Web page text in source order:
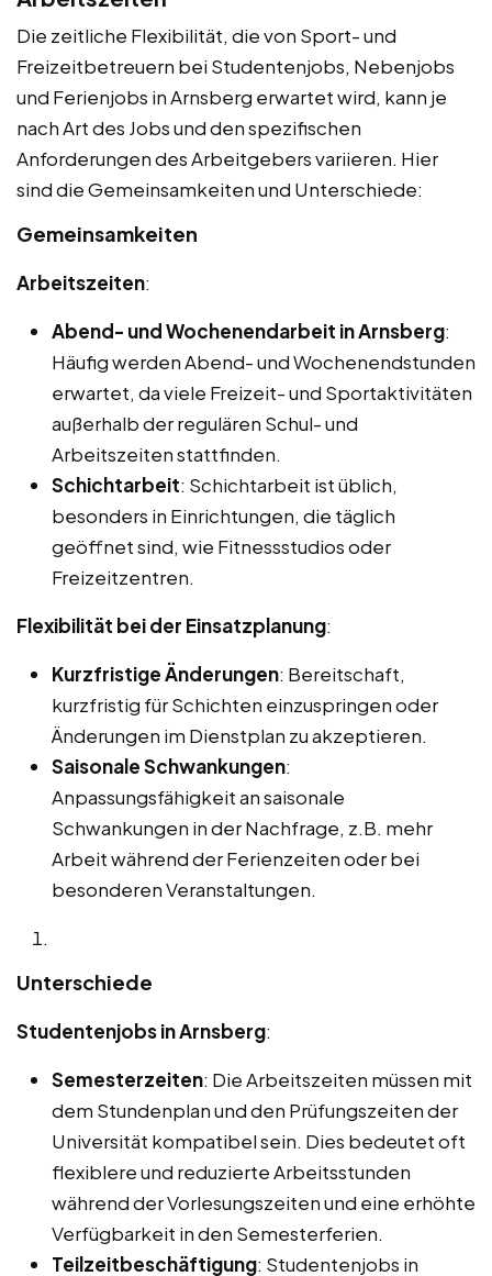
Die zeitliche Flexibilität, die von Sport- und
Freizeitbetreuern bei Studentenjobs, Nebenjobs
und Ferienjobs in Arnsberg erwartet wird, kann je
nach Art des Jobs und den spezifischen
Anforderungen des Arbeitgebers variieren. Hier
sind die Gemeinsamkeiten und Unterschiede:
Gemeinsamkeiten
Arbeitszeiten:
Abend- und Wochenendarbeit in Arnsberg:
Häufig werden Abend- und Wochenendstunden
erwartet, da viele Freizeit- und Sportaktivitäten
außerhalb der regulären Schul- und
Arbeitszeiten stattfinden.
Schichtarbeit: Schichtarbeit ist üblich,
besonders in Einrichtungen, die täglich
geöffnet sind, wie Fitnessstudios oder
Freizeitzentren.
Flexibilität bei der Einsatzplanung:
Kurzfristige Änderungen: Bereitschaft,
kurzfristig für Schichten einzuspringen oder
Änderungen im Dienstplan zu akzeptieren.
Saisonale Schwankungen:
Anpassungsfähigkeit an saisonale
Schwankungen in der Nachfrage, z.B. mehr
Arbeit während der Ferienzeiten oder bei
besonderen Veranstaltungen.
Unterschiede
Studentenjobs in Arnsberg:
Semesterzeiten: Die Arbeitszeiten müssen mit
dem Stundenplan und den Prüfungszeiten der
Universität kompatibel sein. Dies bedeutet oft
flexiblere und reduzierte Arbeitsstunden
während der Vorlesungszeiten und eine erhöhte
Verfügbarkeit in den Semesterferien.
Teilzeitbeschäftigung: Studentenjobs in